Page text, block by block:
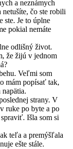
a neznámych
netušíte, čo ste robili
ste. Je to úplne
pokial nemáte
odlišný život.
že žijú v jednom
Veľmi som
mám popísať tak,
strany. V
ruke po byte a po
Išla som si
teľa a premýšľala
ešte stále.